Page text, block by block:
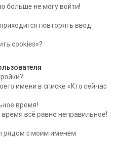
больше не могу войти!
повторять ввод
cookies»?
имени в списке «Кто сейчас
время!
всё равно неправильное!
рядом с моим именем